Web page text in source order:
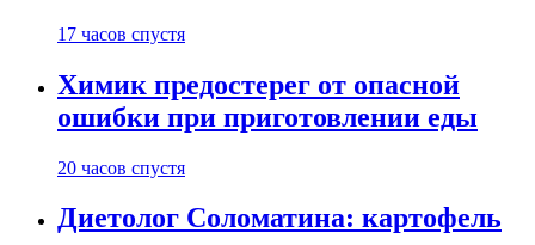
17 часов спустя
Химик предостерег от опасной
ошибки при приготовлении еды
20 часов спустя
Диетолог Соломатина: картофель